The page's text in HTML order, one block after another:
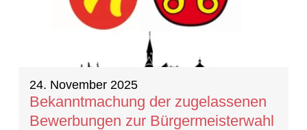
24. November 2025
Bekanntmachung der zugelassenen
Bewerbungen zur Bürgermeisterwahl